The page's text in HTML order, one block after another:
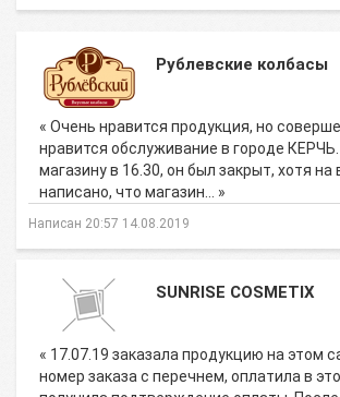
Рублевские колбасы
« Очень нравится продукция, но
нравится обслуживание в городе
магазину в 16.30, он был закрыт, хотя
написано, что магазин… »
Написан 20:57 14.08.2019
SUNRISE COSMETIX
« 17.07.19 заказала продукцию на этом
номер заказа с перечнем, оплатила в